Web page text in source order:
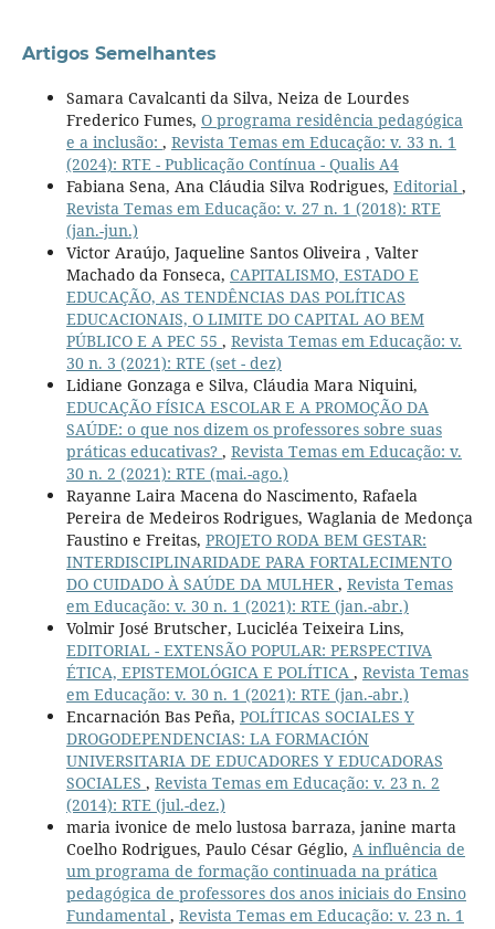
Artigos Semelhantes
Samara Cavalcanti da Silva, Neiza de Lourdes
Frederico Fumes, O programa residência pedagógica
e a inclusão: , Revista Temas em Educação: v. 33 n. 1
(2024): RTE - Publicação Contínua - Qualis A4
Fabiana Sena, Ana Cláudia Silva Rodrigues, Editorial ,
Revista Temas em Educação: v. 27 n. 1 (2018): RTE
(jan.-jun.)
Victor Araújo, Jaqueline Santos Oliveira , Valter
Machado da Fonseca, CAPITALISMO, ESTADO E
EDUCAÇÃO, AS TENDÊNCIAS DAS POLÍTICAS
EDUCACIONAIS, O LIMITE DO CAPITAL AO BEM
PÚBLICO E A PEC 55 , Revista Temas em Educação: v.
30 n. 3 (2021): RTE (set - dez)
Lidiane Gonzaga e Silva, Cláudia Mara Niquini,
EDUCAÇÃO FÍSICA ESCOLAR E A PROMOÇÃO DA
SAÚDE: o que nos dizem os professores sobre suas
práticas educativas? , Revista Temas em Educação: v.
30 n. 2 (2021): RTE (mai.-ago.)
Rayanne Laira Macena do Nascimento, Rafaela
Pereira de Medeiros Rodrigues, Waglania de Medonça
Faustino e Freitas, PROJETO RODA BEM GESTAR:
INTERDISCIPLINARIDADE PARA FORTALECIMENTO
DO CUIDADO À SAÚDE DA MULHER, Revista Temas
em Educação: v. 30 n. 1 (2021): RTE (jan.-abr.)
Volmir José Brutscher, Lucicléa Teixeira Lins,
EDITORIAL - EXTENSÃO POPULAR: PERSPECTIVA
ÉTICA, EPISTEMOLÓGICA E POLÍTICA , Revista Temas
em Educação: v. 30 n. 1 (2021): RTE (jan.-abr.)
Encarnación Bas Peña, POLÍTICAS SOCIALES Y
DROGODEPENDENCIAS: LA FORMACIÓN
UNIVERSITARIA DE EDUCADORES Y EDUCADORAS
SOCIALES , Revista Temas em Educação: v. 23 n. 2
(2014): RTE (jul.-dez.)
maria ivonice de melo lustosa barraza, janine marta
Coelho Rodrigues, Paulo César Géglio, A influência de
um programa de formação continuada na prática
pedagógica de professores dos anos iniciais do Ensino
Fundamental , Revista Temas em Educação: v. 23 n. 1